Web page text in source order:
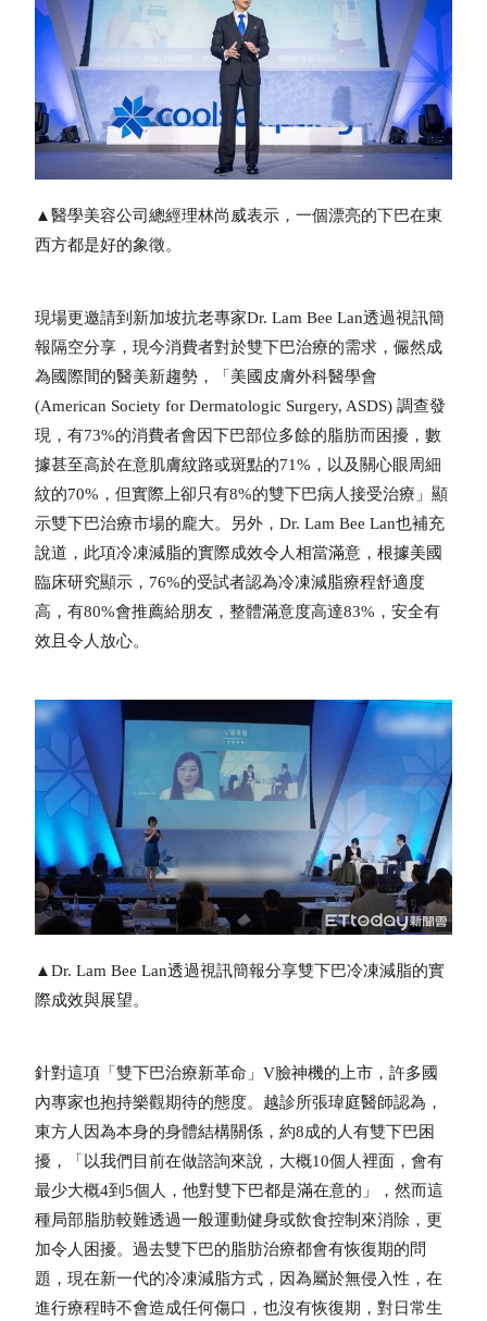
▲醫學美容公司總經理林尚威表示，一個漂亮的下巴在東
西方都是好的象徵。
現場更邀請到新加坡抗老專家Dr. Lam Bee Lan透過視訊簡
報隔空分享，現今消費者對於雙下巴治療的需求，儼然成
為國際間的醫美新趨勢，「美國皮膚外科醫學會
(American Society for Dermatologic Surgery, ASDS) 調查發
現，有73%的消費者會因下巴部位多餘的脂肪而困擾，數
據甚至高於在意肌膚紋路或斑點的71%，以及關心眼周細
紋的70%，但實際上卻只有8%的雙下巴病人接受治療」顯
示雙下巴治療市場的龐大。另外，Dr. Lam Bee Lan也補充
說道，此項冷凍減脂的實際成效令人相當滿意，根據美國
臨床研究顯示，76%的受試者認為冷凍減脂療程舒適度
高，有80%會推薦給朋友，整體滿意度高達83%，安全有
效且令人放心。
▲Dr. Lam Bee Lan透過視訊簡報分享雙下巴冷凍減脂的實
際成效與展望。
針對這項「雙下巴治療新革命」V臉神機的上市，許多國
內專家也抱持樂觀期待的態度。越診所張瑋庭醫師認為，
東方人因為本身的身體結構關係，約8成的人有雙下巴困
擾，「以我們目前在做諮詢來說，大概10個人裡面，會有
最少大概4到5個人，他對雙下巴都是滿在意的」，然而這
種局部脂肪較難透過一般運動健身或飲食控制來消除，更
加令人困擾。過去雙下巴的脂肪治療都會有恢復期的問
題，現在新一代的冷凍減脂方式，因為屬於無侵入性，在
進行療程時不會造成任何傷口，也沒有恢復期，對日常生